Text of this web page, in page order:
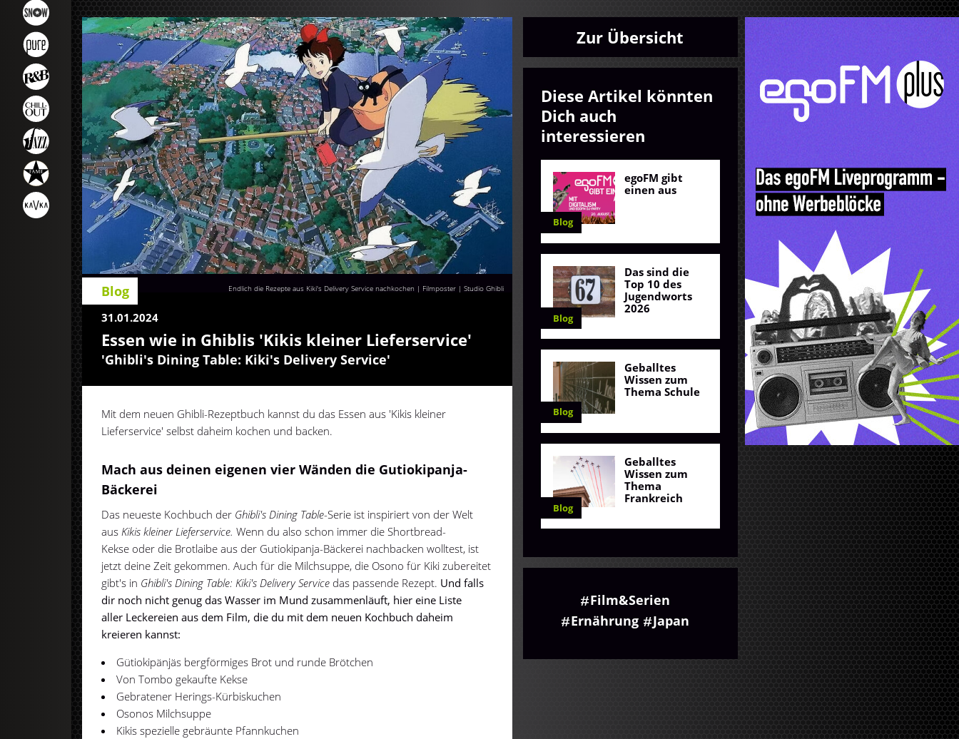
Endlich die Rezepte aus Kiki's Delivery Service nachkochen | Filmposter | Studio Ghibli
Blog
31.01.2024
Essen wie in Ghiblis 'Kikis kleiner Lieferservice'
'Ghibli's Dining Table: Kiki's Delivery Service'
Mit dem neuen Ghibli-Rezeptbuch kannst du das Essen aus 'Kikis kleiner
Lieferservice' selbst daheim kochen und backen.
Mach aus deinen eigenen vier Wänden die Gutiokipanja-
Bäckerei
Das neueste Kochbuch der Ghibli's Dining Table-Serie ist inspiriert von der Welt
aus Kikis kleiner Lieferservice. Wenn du also schon immer die Shortbread-
Kekse oder die Brotlaibe aus der Gutiokipanja-Bäckerei nachbacken wolltest, ist
jetzt deine Zeit gekommen. Auch für die Milchsuppe, die Osono für Kiki zubereitet
gibt's in Ghibli's Dining Table: Kiki's Delivery Service das passende Rezept. Und falls
dir noch nicht genug das Wasser im Mund zusammenläuft, hier eine Liste
aller Leckereien aus dem Film, die du mit dem neuen Kochbuch daheim
kreieren kannst:
Gütiokipänjäs bergförmiges Brot und runde Brötchen
Von Tombo gekaufte Kekse
Gebratener Herings-Kürbiskuchen
Osonos Milchsuppe
Kikis spezielle gebräunte Pfannkuchen
Zur Übersicht
Diese Artikel könnten
Dich auch
interessieren
Blog
egoFM gibt
einen aus
Blog
Das sind die
Top 10 des
Jugendworts
2026
Blog
Geballtes
Wissen zum
Thema Schule
Blog
Geballtes
Wissen zum
Thema
Frankreich
Film&Serien
Ernährung
Japan